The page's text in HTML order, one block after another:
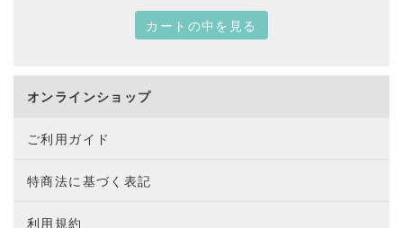
カートの中を見る
オンラインショップ
ご利用ガイド
特商法に基づく表記
利用規約